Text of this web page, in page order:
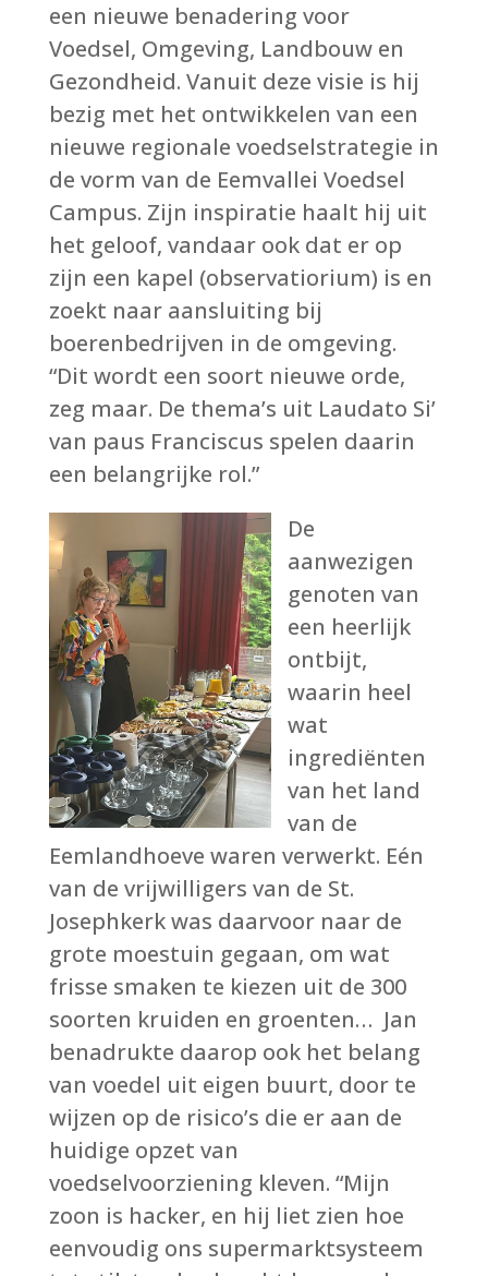
een nieuwe benadering voor
Voedsel, Omgeving, Landbouw en
Gezondheid. Vanuit deze visie is hij
bezig met het ontwikkelen van een
nieuwe regionale voedselstrategie in
de vorm van de Eemvallei Voedsel
Campus. Zijn inspiratie haalt hij uit
het geloof, vandaar ook dat er op
zijn een kapel (observatiorium) is en
zoekt naar aansluiting bij
boerenbedrijven in de omgeving.
“Dit wordt een soort nieuwe orde,
zeg maar. De thema’s uit Laudato Si’
van paus Franciscus spelen daarin
een belangrijke rol.”
De
aanwezigen
genoten van
een heerlijk
ontbijt,
waarin heel
wat
ingrediënten
van het land
van de
Eemlandhoeve waren verwerkt. Eén
van de vrijwilligers van de St.
Josephkerk was daarvoor naar de
grote moestuin gegaan, om wat
frisse smaken te kiezen uit de 300
soorten kruiden en groenten… Jan
benadrukte daarop ook het belang
van voedel uit eigen buurt, door te
wijzen op de risico’s die er aan de
huidige opzet van
voedselvoorziening kleven. “Mijn
zoon is hacker, en hij liet zien hoe
eenvoudig ons supermarktsysteem